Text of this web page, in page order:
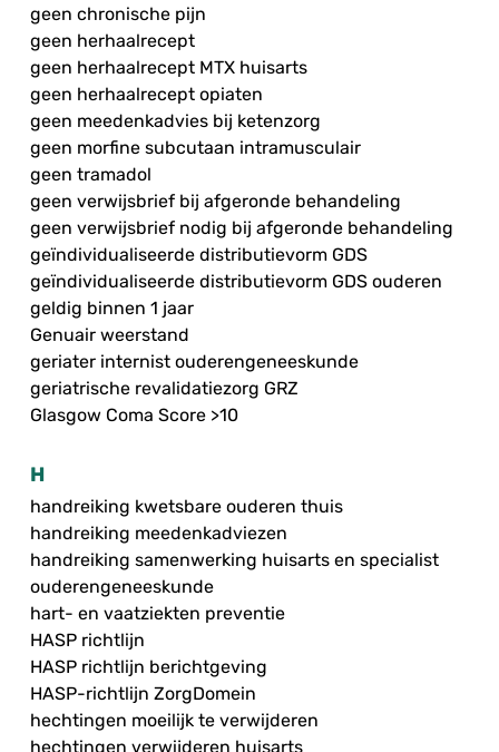
geen chronische pijn
geen herhaalrecept
geen herhaalrecept MTX huisarts
geen herhaalrecept opiaten
geen meedenkadvies bij ketenzorg
geen morfine subcutaan intramusculair
geen tramadol
geen verwijsbrief bij afgeronde behandeling
geen verwijsbrief nodig bij afgeronde behandeling
geïndividualiseerde distributievorm GDS
geïndividualiseerde distributievorm GDS ouderen
geldig binnen 1 jaar
Genuair weerstand
geriater internist ouderengeneeskunde
geriatrische revalidatiezorg GRZ
Glasgow Coma Score >10
H
handreiking kwetsbare ouderen thuis
handreiking meedenkadviezen
handreiking samenwerking huisarts en specialist
ouderengeneeskunde
hart- en vaatziekten preventie
HASP richtlijn
HASP richtlijn berichtgeving
HASP-richtlijn ZorgDomein
hechtingen moeilijk te verwijderen
hechtingen verwijderen huisarts